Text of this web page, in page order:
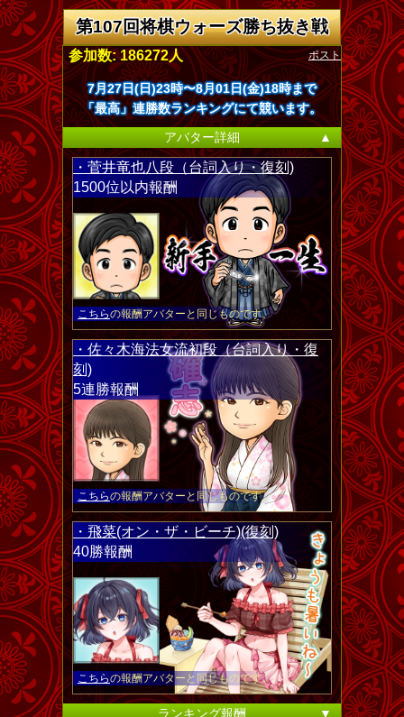
第107回将棋ウォーズ勝ち抜き戦
ポスト
参加数: 186272人
7月27日(日)23時〜8月01日(金)18時まで
「最高」連勝数ランキングにて競います。
アバター詳細
▲
・菅井竜也八段（台詞入り・復刻)
1500位以内報酬
こちらの報酬アバターと同じものです。
・佐々木海法女流初段（台詞入り・復
刻)
5連勝報酬
こちらの報酬アバターと同じものです。
・飛菜(オン・ザ・ビーチ)(復刻)
40勝報酬
こちらの報酬アバターと同じものです。
ランキング報酬
▼